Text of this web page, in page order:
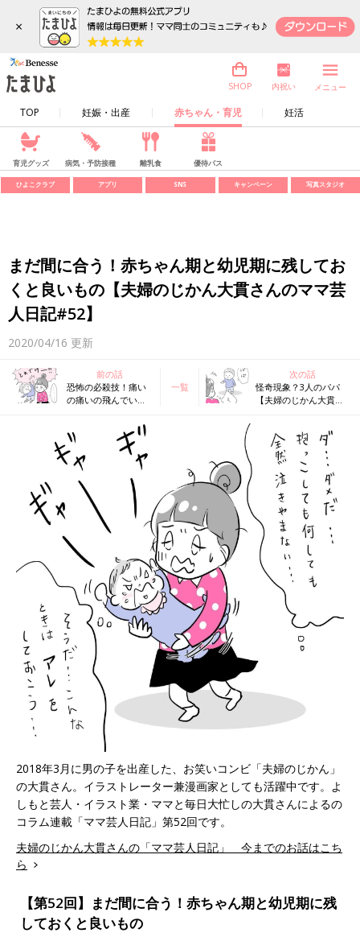
×
TOP 妊娠・出産 赤ちゃん・育児 妊活
SHOP 内祝い メニュー
育児グッズ 病気・予防接種 離乳食 優待パス
ひよこクラブ アプリ SNS キャンペーン 写真スタジオ
まだ間に合う！赤ちゃん期と幼児期に残してお
くと良いもの【夫婦のじかん大貫さんのママ芸
人日記#52】
2020/04/16 更新
前の話
恐怖の必殺技！痛い
の痛いの飛んでい
大貫さんのママ芸人
日記#51】
一覧
次の話
怪奇現象？3人のパパ
【夫婦のじかん大貫さ
2018年3月に男の子を出産した、お笑いコンビ「夫婦のじかん」
の大貫さん。イラストレーター兼漫画家としても活躍中です。よ
しもと芸人・イラスト業・ママと毎日大忙しの大貫さんによるの
コラム連載「ママ芸人日記」第52回です。
夫婦のじかん大貫さんの「ママ芸人日記」 今までのお話はこち
ら
【第52回】まだ間に合う！赤ちゃん期と幼児期に残
しておくと良いもの